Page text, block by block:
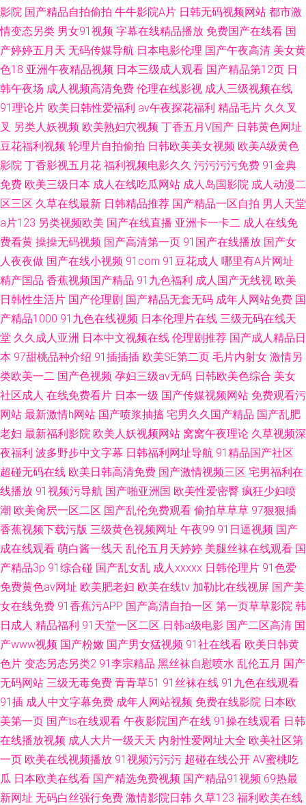
影院 国产精品自拍偷拍 牛牛影院A片 日韩无码视频网站 都市激
情变态另类 男女91视频 字幕在线精品播放 免费国产在线看 国
产婷婷五月天 无码传媒导航 日本电影伦理 国产午夜高清 美女黄
色18 亚洲午夜精品视频 日本三级成人观看 国产精品第12页 日
韩午夜场 成人视频高清免费 伦理在线影视 成人三级视频在线
91理论片 欧美日韩性爱福利 av午夜探花福利 精品毛片 久久叉
叉 另类人妖视频 欧美熟妇穴视频 丁香五月V国产 日韩黄色网址
豆花福利视频 轮理片自拍偷拍 日韩欧美美女视频 欧美A级黄色
影院 丁香影视五月花 福利视频电影久久 污污污污免费 91金典
免费 欧美三级日本 成人在线吃瓜网站 成人岛国影院 成人动漫二
区三区 久草在线最新 日韩精品推荐 国产精品一区自拍 男人天堂
a片123 另类视频欧美 国产在线直播 亚洲卡一卡二 成人在线免
费看黄 操操无码视频 国产高清第一页 91国产在线播放 国产女
人夜夜做 国产在线小视频 91com 91豆花成人 哪里有A片网址
精产国品 香蕉视频国产精品 91九色福利 成人国产无线视 欧美
日韩性生活片 国产伦理剧 国产精品无套无码 成年人网站免费 国
产精品1000 91九色在线视频 日本伦理片在线 三级无码在线天
堂 久久成人亚洲 日本中文视频在线 伦理剧推荐 国产成人精品日
本 97甜桃品种介绍 91插插插 欧美SE第二页 毛片内射女 激情另
类欧美一二 国产色视频 孕妇三级av无码 日韩欧美色综合 美女
社区成人 在线免费看片 日本一级 国产传媒视频网站 免费观看污
网站 最新激情h网站 国产喷浆抽搐 宅男久久国产精品 国产乱肥
老妇 最新福利影院 欧美人妖视频网站 窝窝午夜理论 久草视频深
夜福利 波多野步中文字幕 日韩福利网址导航 91精品国产社区
超碰无码在线 欧美日韩高清免费 国产激情视频三区 宅男福利在
线播放 91视频污导航 国产啪亚洲国 欧美性爱密臀 疯狂少妇喷
潮 欧美肏屄一区二区 国产乱伦免费观看 偷拍草草草 97狠狠插
香蕉视频下载污版 三级黄色视频网址 午夜99 91日逼视频 国产
成在线观看 萌白酱一线天 乱伦五月天婷婷 美腿丝袜在线观看 国
产精品3p 91综合碰 国产乱女乱 成人xxxxx 日韩伦理片 91色爱
免费黄色av网址 欧美肥老妇 欧美在线tv 加勒比在线视屏 国产美
女在线免费 91香蕉污APP 国产高清自拍一区 第一页草草影院 韩
日成人 精品福利 91天堂一区二区 日韩a级电影 国产二区高清 国
产www视频 国产粉嫩 国产男女猛视频 91社在线看 欧美日韩黄
色片 变态另态另类2 91李宗精品 黑丝袜自慰喷水 乱伦五月 国产
无码网站 三级无毒免费 青青草51 91丝袜在线 91九色在线观看
91插 成人中文字幕免费 成年人网站视频 免费在线影院 日本欧
美第一页 国产ts在线观看 午夜影院国产在线 91操在线观看 日韩
在线播放视频 成人大片一级天天 内射性爱网址大全 欧美社区第
一页 欧美在线视频播放 91视频污污污 超碰在线公开 AV蜜桃吃
瓜 日本欧美在线看 国产精选免费视频 国产精品91视频 69热最
新网址 无码白丝强行免费 激情影院日韩 久草123 福利欧美在线